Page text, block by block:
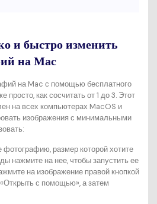
и быстро изменить
на Mac
на Mac с помощью бесплатного
просто, как сосчитать от 1 до 3. Этот
на всех компьютерах MacOS и
изображения с минимальными
размер которой хотите
нажмите на нее, чтобы запустить ее
на изображение правой кнопкой
с помощью», а затем